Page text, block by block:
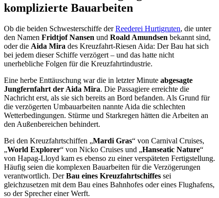
komplizierte Bauarbeiten
Ob die beiden Schwesterschiffe derReederei Hurtigruten, die unter
den Namen Fridtjof Nansen und Roald Amundsen bekannt sind,
oder die Aida Mira des Kreuzfahrt-Riesen Aida: Der Bau hat sich
bei jedem dieser Schiffe verzögert – und das hatte nicht
unerhebliche Folgen für die Kreuzfahrtindustrie.
Eine herbe Enttäuschung war die in letzter Minute abgesagte
Jungfernfahrt der Aida Mira. Die Passagiere erreichte die
Nachricht erst, als sie sich bereits an Bord befanden. Als Grund für
die verzögerten Umbauarbeiten nannte Aida die schlechten
Wetterbedingungen. Stürme und Starkregen hätten die Arbeiten an
den Außenbereichen behindert.
Bei den Kreuzfahrtschiffen „Mardi Gras“ von Carnival Cruises,
„World Explorer“ von Nicko Cruises und „Hanseatic Nature“
von Hapag-Lloyd kam es ebenso zu einer verspäteten Fertigstellung.
Häufig seien die komplexen Bauarbeiten für die Verzögerungen
verantwortlich. DerBau eines Kreuzfahrtschiffes sei
gleichzusetzen mit dem Bau eines Bahnhofes oder eines Flughafens,
so der Sprecher einer Werft.